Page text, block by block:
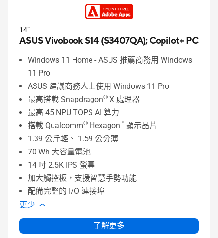
14”
ASUS Vivobook S14 (S3407QA);Copilot+ PC
Windows 11 Home - ASUS 推薦商務用 Windows
11 Pro
ASUS 建議商務人士使用 Windows 11 Pro
最高搭載 Snapdragon® X 處理器
最高 45 NPU TOPS AI 算力
搭載 Qualcomm® Hexagon™ 顯示晶片
1.39 公斤輕、 1.59 公分薄
70 Wh 大容量電池
14 吋 2.5K IPS 螢幕
加大觸控板，支援智慧手勢功能
配備完整的 I/O 連接埠
更少
了解更多